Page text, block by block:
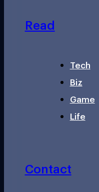
Read
Tech
Biz
Game
Life
Contact